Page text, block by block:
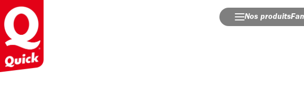
Nos produits